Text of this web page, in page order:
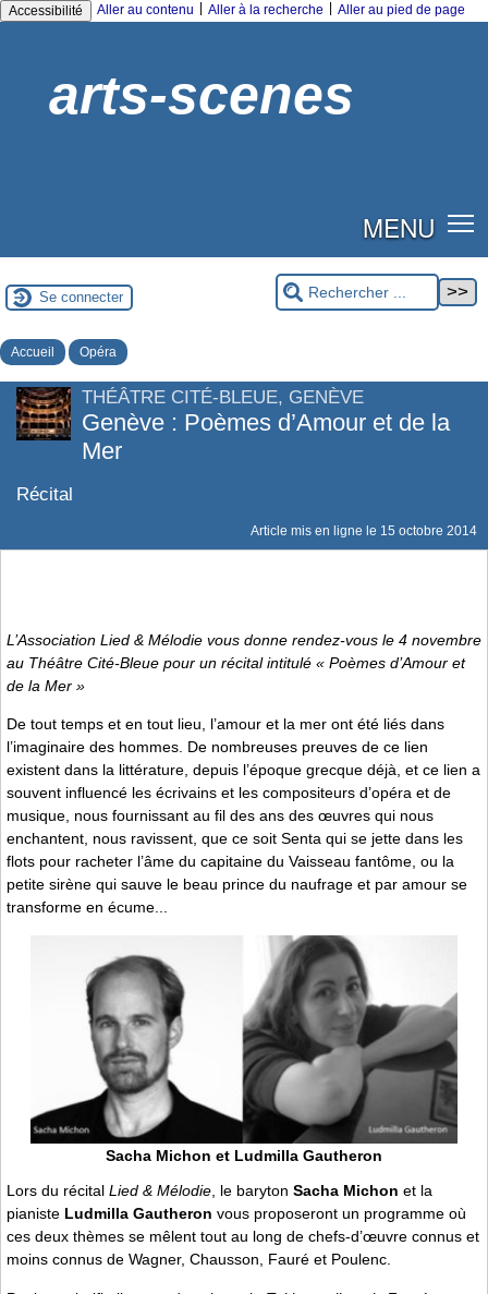
Accessibilité Aller au contenu Aller à la recherche Aller au pied de page
arts-scenes
MENU
Se connecter
Accueil Opéra
THÉÂTRE CITÉ-BLEUE, GENÈVE
Genève : Poèmes d’Amour et de la
Mer
Récital
Article mis en ligne le 15 octobre 2014
L’Association Lied & Mélodie vous donne rendez-vous le 4 novembre
au Théâtre Cité-Bleue pour un récital intitulé « Poèmes d’Amour et
de la Mer »
De tout temps et en tout lieu, l’amour et la mer ont été liés dans
l’imaginaire des hommes. De nombreuses preuves de ce lien
existent dans la littérature, depuis l’époque grecque déjà, et ce lien a
souvent influencé les écrivains et les compositeurs d’opéra et de
musique, nous fournissant au fil des ans des œuvres qui nous
enchantent, nous ravissent, que ce soit Senta qui se jette dans les
flots pour racheter l’âme du capitaine du Vaisseau fantôme, ou la
petite sirène qui sauve le beau prince du naufrage et par amour se
transforme en écume...
Sacha Michon et Ludmilla Gautheron
Lors du récital Lied & Mélodie, le baryton Sacha Michon et la
pianiste Ludmilla Gautheron vous proposeront un programme où
ces deux thèmes se mêlent tout au long de chefs-d’œuvre connus et
moins connus de Wagner, Chausson, Fauré et Poulenc.